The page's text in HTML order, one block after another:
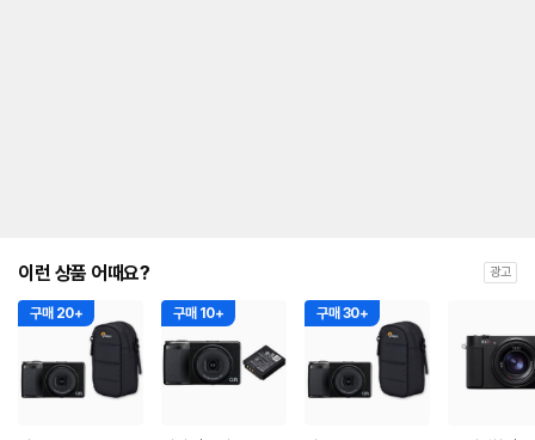
이런 상품 어때요? 광고
구매 20+ 구매 10+ 구매 30+